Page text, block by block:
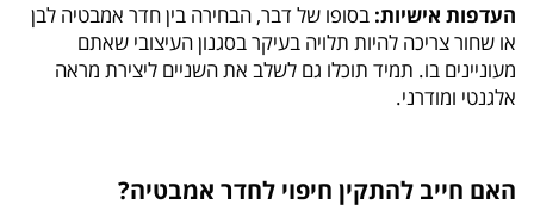
העדפות אישיות: בסופו של דבר, הבחירה בין חדר אמבטיה לבן
או שחור צריכה להיות תלויה בעיקר בסגנון העיצובי שאתם
מעוניינים בו. תמיד תוכלו גם לשלב את השניים ליצירת מראה
אלגנטי ומודרני.
האם חייב להתקין חיפוי לחדר אמבטיה?